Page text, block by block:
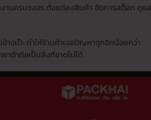
านครบวงจร ตั้งแต่ลงสินค้า จัดการสต็อก ดูแล
งเป๊ะ ทำให้ร้านค้าเจอปัญหาจุกจิกน้อยกว่า
าด้าถือเป็นสิ่งที่ขาดไม่ได้